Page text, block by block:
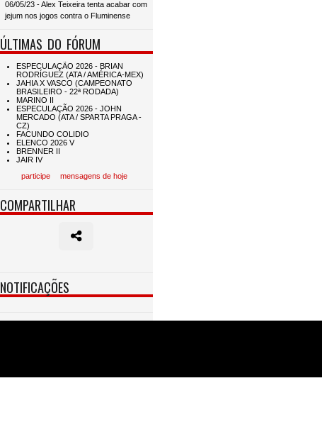
06/05/23 - Alex Teixeira tenta acabar com
jejum nos jogos contra o Fluminense
ÚLTIMAS DO FÓRUM
participe mensagens de hoje
COMPARTILHAR
NOTIFICAÇÕES